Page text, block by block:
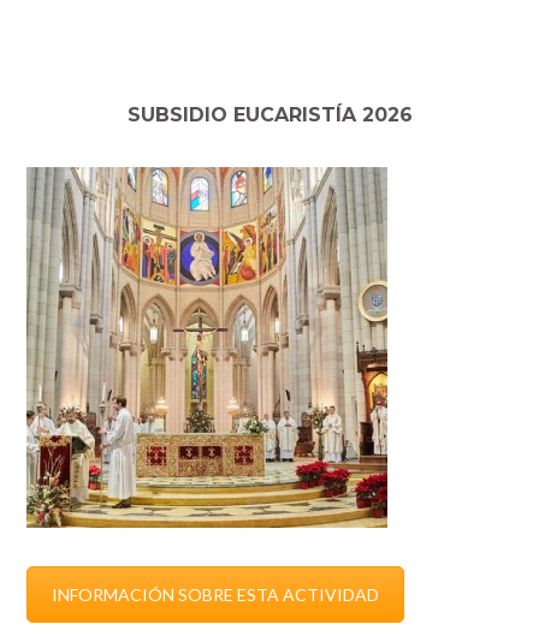
SUBSIDIO EUCARISTÍA 2026
INFORMACIÓN SOBRE ESTA ACTIVIDAD